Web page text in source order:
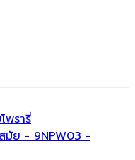
พรารี่
มัย - 9NPW03 -